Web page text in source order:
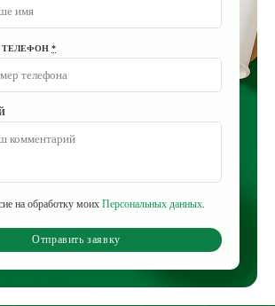
*
на обработку моих Персональных данных.
Отправить заявку